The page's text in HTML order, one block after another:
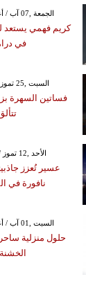
GMT 22:48 2026 الجمعة ,07 آب / أغسطس
كريم فهمي يستعد
في
GMT 09:39 2026 السبت ,25 تموز / يوليو
فساتين السهرة
GMT 16:13 2026 الأحد ,12 تموز / يوليو
عسير تُعزز
نافورة في
GMT 12:35 2026 السبت ,01 آب / أغسطس
حلول منزلية